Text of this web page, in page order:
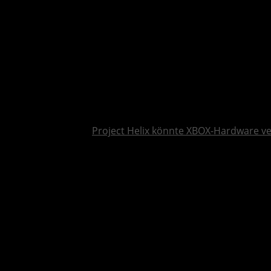
Project Helix könnte XBOX-Hardware